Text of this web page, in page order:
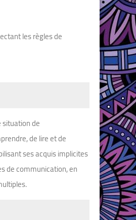
les règles de
de
de lire et de
ses acquis implicites
de communication, en